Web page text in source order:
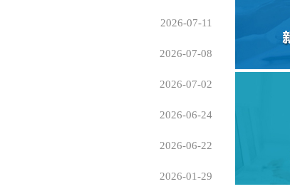
2026-07-11
2026-07-08
2026-07-02
2026-06-24
2026-06-22
2026-01-29